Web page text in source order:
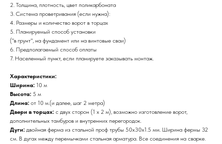
2. Толщина, плотность, цвет поликарбоната
3. Система проветривания (если нужна):
4. Размеры и количество ворот в торцах
5. Планируемый способ установки
("в грунт", на фундамент или на винтовые сваи)
6. Предполагаемый способ оплаты
7. Населенный пункт, если планируете заказывать монтаж.
Характеристики:
Ширина: 10 м
Высота: 5 м
Длина: от 10 м.(и далее, шаг 2 метра)
Двери в торцах: c двух сторон (1 x 2 м), возможно изготовление ворот,
дополнительных тамбуров и внутренних перегородок.
Дуги: двойная ферма из стальной проф трубы 50х30х1.5 мм. Ширина фермы 32
см. В дугах между перемычками стальная арматура. Все соединения на сварке.